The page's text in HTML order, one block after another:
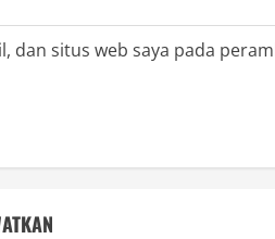
dan situs web saya pada